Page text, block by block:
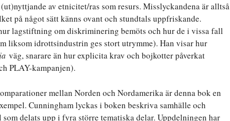
av etnicitet/ras som resurs. Misslyckandena är alltså
på något sätt känns ovant och stundtals uppfriskande.
lagstiftning om diskriminering bemöts och hur de i vissa fall
liksom idrottsindustrin ges stort utrymme). Han visar hur
väg, snarare än hur explicita krav och bojkotter påverkat
PLAY-kampanjen).
mellan Norden och Nordamerika är denna bok en
Cunningham lyckas i boken beskriva samhälle och
delats upp i fyra större tematiska delar. Uppdelningen har